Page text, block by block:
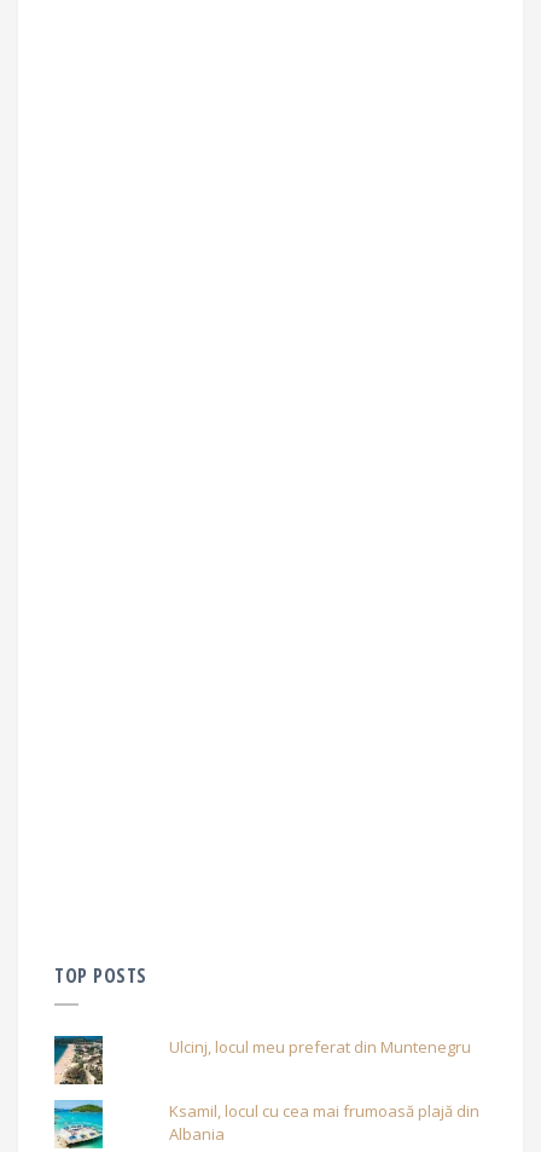
TOP POSTS
Ulcinj, locul meu preferat din Muntenegru
Ksamil, locul cu cea mai frumoasă plajă din
Albania